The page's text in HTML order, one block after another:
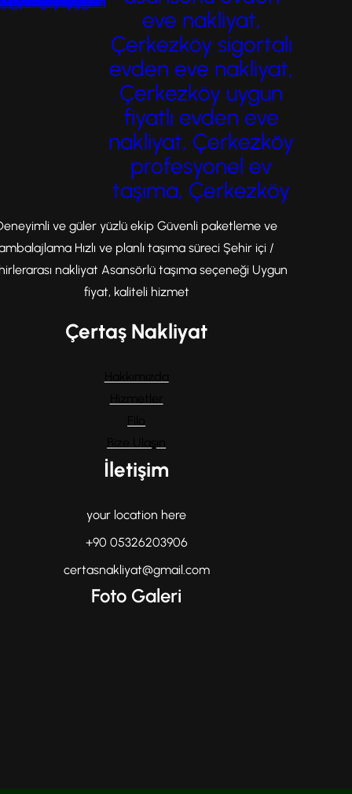
eve nakliyat,
Çerkezköy sigortalı
evden eve nakliyat,
Çerkezköy uygun
fiyatlı evden eve
nakliyat, Çerkezköy
profesyonel ev
taşıma, Çerkezköy
ve güler yüzlü ekip Güvenli paketleme ve
Hızlı ve planlı taşıma süreci Şehir içi /
nakliyat Asansörlü taşıma seçeneği Uygun
fiyat, kaliteli hizmet
Çertaş Nakliyat
İletişim
your location here
+90 05326203906
certasnakliyat@gmail.com
Foto Galeri